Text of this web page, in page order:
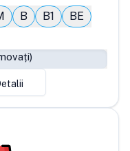
B B1
BE